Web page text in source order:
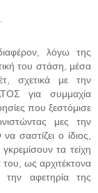
λόγω της
του στάση, μέσα
σχετικά με την
για συμμαχία
που ξεστόμισε
μες την
σαστίζει ο ίδιος,
τα τείχη
ως αρχιτέκτονα
αφετηρία της